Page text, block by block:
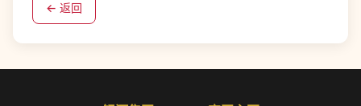
← 返回